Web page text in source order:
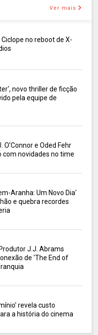
Ver mais
no reboot de X-
novo thriller de ficção
pela equipe de
O’Connor e Oded Fehr
com novidades no time
Aranha: Um Novo Dia'
e quebra recordes
J.J. Abrams
de 'The End of
revela custo
a história do cinema